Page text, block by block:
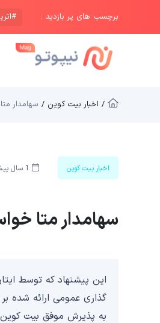
برچسب های پر بازدید :
/ اخبار بیت کوین / سهامدار
اخبار بیت کوین 1 سال پیش
سهامدار متا
گذاری عمومی ارائه شده
به پذیرش موفق بیت